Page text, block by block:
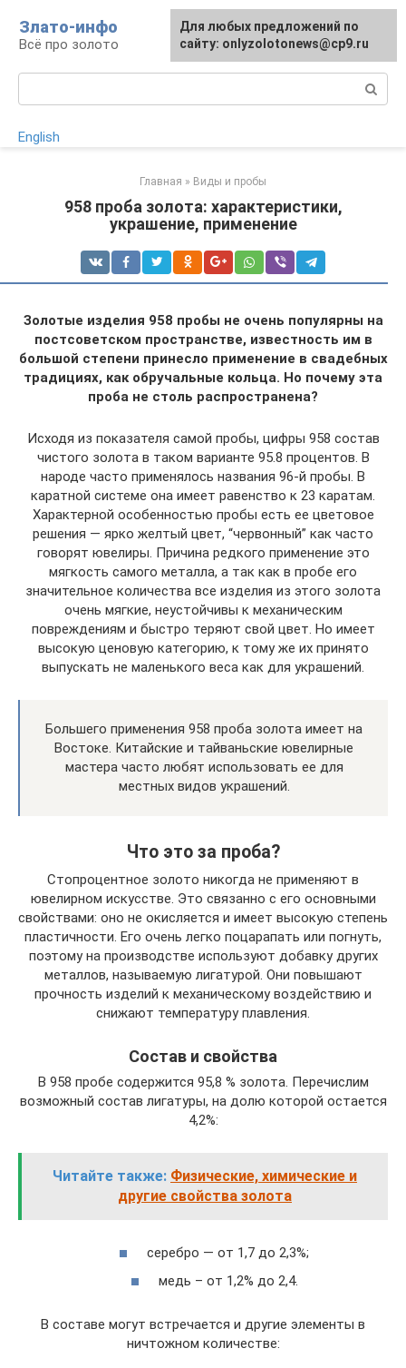
контенту
Злато-инфо
Всё про золото
English
Главная » Виды и пробы
958 проба золота: характеристики,
украшение, применение
Золотые изделия 958 пробы не очень популярны на
постсоветском пространстве, известность им в
большой степени принесло применение в свадебных
традициях, как обручальные кольца. Но почему эта
проба не столь распространена?
Исходя из показателя самой пробы, цифры 958 состав
чистого золота в таком варианте 95.8 процентов. В
народе часто применялось названия 96-й пробы. В
каратной системе она имеет равенство к 23 каратам.
Характерной особенностью пробы есть ее цветовое
решения — ярко желтый цвет, “червонный” как часто
говорят ювелиры. Причина редкого применение это
мягкость самого металла, а так как в пробе его
значительное количества все изделия из этого золота
очень мягкие, неустойчивы к механическим
повреждениям и быстро теряют свой цвет. Но имеет
высокую ценовую категорию, к тому же их принято
выпускать не маленького веса как для украшений.
Большего применения 958 проба золота имеет на
Востоке. Китайские и тайваньские ювелирные
мастера часто любят использовать ее для
местных видов украшений.
Что это за проба?
Стопроцентное золото никогда не применяют в
ювелирном искусстве. Это связанно с его основными
свойствами: оно не окисляется и имеет высокую степень
пластичности. Его очень легко поцарапать или погнуть,
поэтому на производстве используют добавку других
металлов, называемую лигатурой. Они повышают
прочность изделий к механическому воздействию и
снижают температуру плавления.
Состав и свойства
В 958 пробе содержится 95,8 % золота. Перечислим
возможный состав лигатуры, на долю которой остается
4,2%:
Читайте также: Физические, химические и
другие свойства золота
серебро — от 1,7 до 2,3%;
медь – от 1,2% до 2,4.
В составе могут встречается и другие элементы в
ничтожном количестве:
Для любых предложений по
сайту: onlyzolotonews@cp9.ru